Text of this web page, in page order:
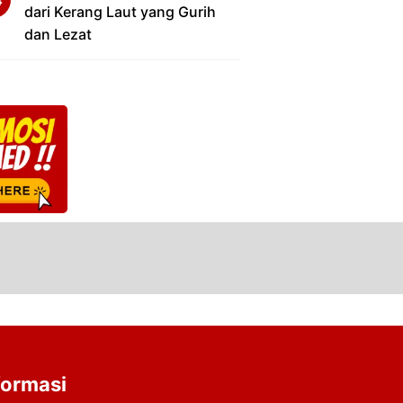
dari Kerang Laut yang Gurih
dan Lezat